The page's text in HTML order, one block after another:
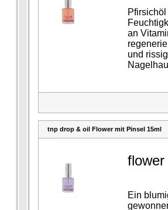
an
und
tnp drop & oil Flower mit Pinsel 15ml
Ein